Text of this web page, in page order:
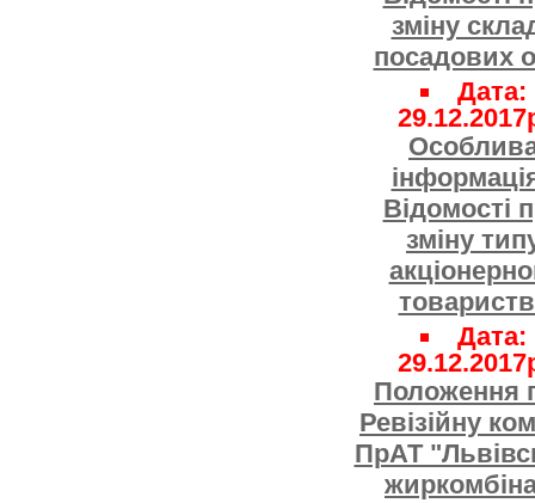
зміну
посадових
Дата:
Відомості
зміну
Дата:
Положення
Ревізійну
ПрАТ